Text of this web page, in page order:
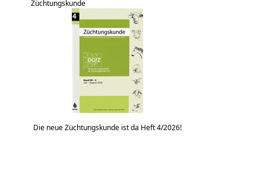
Züchtungskunde
Die neue Züchtungskunde ist da Heft 4/2026!